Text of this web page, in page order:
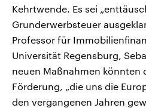
Kehrtwende. Es sei
Grunderwerbsteuer
Professor für
Universität Regensburg,
neuen Maßnahmen könnten
Förderung, „die uns die
den vergangenen Jahren